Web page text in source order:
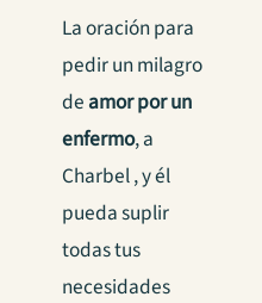
La oración para
pedir un milagro
de amor por un
enfermo, a
Charbel , y él
pueda suplir
todas tus
necesidades